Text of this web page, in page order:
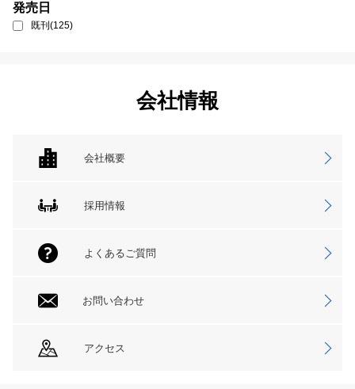
発売日
既刊(125)
会社情報
会社概要
採用情報
よくあるご質問
お問い合わせ
アクセス